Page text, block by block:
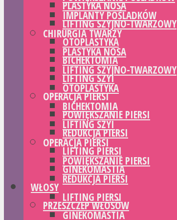
PLASTYKA NOSA
LIFTING SZYJNO-TWARZOWY
OTOPLASTYKA
BICHEKTOMIA
LIFTING SZYI
OPERACJA PIERSI
POWIĘKSZANIE PIERSI
REDUKCJA PIERSI
LIFTING PIERSI
GINEKOMASTIA
WŁOSY
PRZESZCZEP WŁOSÓW
IMPLANTY POŚLADKÓW
CHIRURGIA TWARZY
PLASTYKA NOSA
LIFTING SZYJNO-TWARZOWY
OTOPLASTYKA
BICHEKTOMIA
LIFTING SZYI
OPERACJA PIERSI
POWIĘKSZANIE PIERSI
REDUKCJA PIERSI
LIFTING PIERSI
GINEKOMASTIA